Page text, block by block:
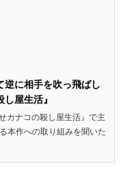
逆に相手を吹っ飛ばし
屋生活』
カナコの殺し屋生活』で主
本作への取り組みを聞いた